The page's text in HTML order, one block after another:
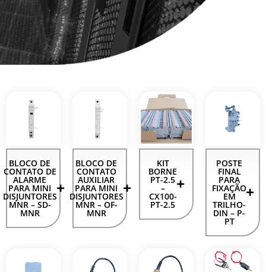
BLOCO DE
CONTATO DE
ALARME
PARA MINI
DISJUNTORES
MNR – SD-
MNR
BLOCO DE
CONTATO
AUXILIAR
PARA MINI
DISJUNTORES
MNR – OF-
MNR
KIT
BORNE
PT-2.5
–
CX100-
PT-2.5
POSTE
FINAL
PARA
FIXAÇÃO
EM
TRILHO-
DIN – P-
PT